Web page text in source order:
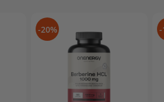
-20% -